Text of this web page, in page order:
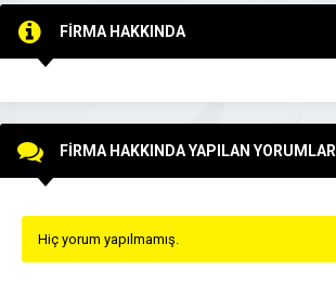
FİRMA HAKKINDA
FİRMA HAKKINDA YAPILAN YORUMLAR
Hiç yorum yapılmamış.